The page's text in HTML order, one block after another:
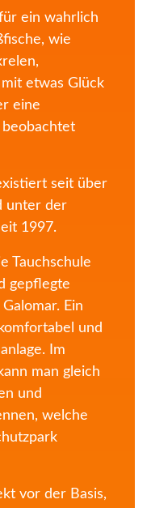
ein wahrlich
wie
etwas Glück
eine
seit über
unter der
1997.
Tauchschule
gepflegte
Ein
und
Im
man gleich
und
welche
vor der Basis,